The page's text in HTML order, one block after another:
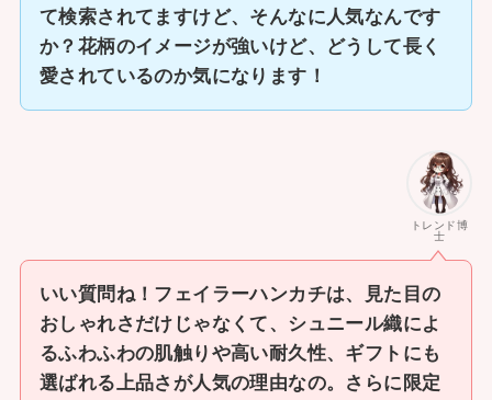
て検索されてますけど、そんなに人気なんです
か？花柄のイメージが強いけど、どうして長く
愛されているのか気になります！
トレンド博
士
いい質問ね！フェイラーハンカチは、見た目の
おしゃれさだけじゃなくて、シュニール織によ
るふわふわの肌触りや高い耐久性、ギフトにも
選ばれる上品さが人気の理由なの。さらに限定